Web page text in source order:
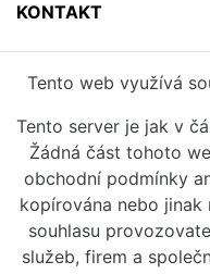
KONTAKT
Tento web využívá
Tento server je jak v
Žádná část tohoto
obchodní podmínky
kopírována nebo
souhlasu
služeb, firem a